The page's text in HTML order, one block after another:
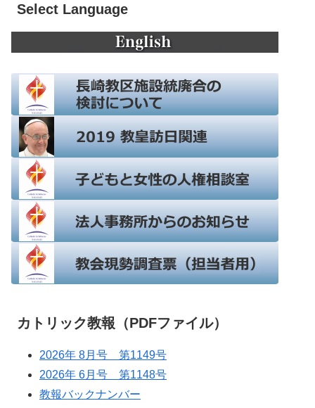
Select Language
カトリック教報（PDFファイル）
2026年 8月号 第1149号
2026年 6月号 第1148号
教報バックナンバー